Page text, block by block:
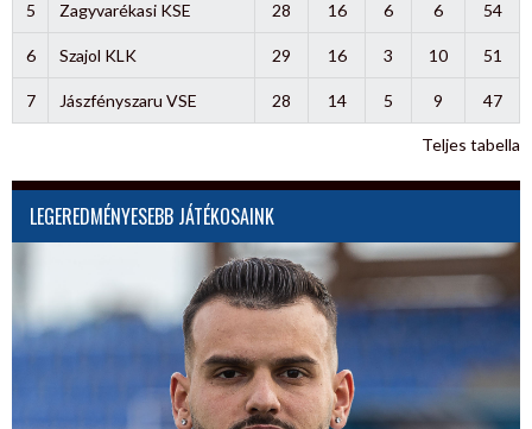
5 Zagyvarékasi KSE 28 16 6 6 54
6 Szajol KLK 29 16 3 10 51
7 Jászfényszaru VSE 28 14 5 9 47
Teljes tabella
LEGEREDMÉNYESEBB JÁTÉKOSAINK